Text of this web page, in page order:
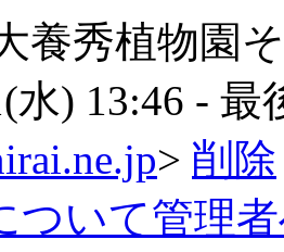
養秀植物園
水) 13:46 - 最
> 削除
ついて管理